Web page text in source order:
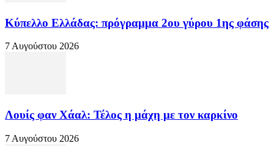
Κύπελλο Ελλάδας: πρόγραμμα 2ου γύρου 1ης φάσης
7 Αυγούστου 2026
Λουίς φαν Χάαλ: Τέλος η μάχη με τον καρκίνο
7 Αυγούστου 2026